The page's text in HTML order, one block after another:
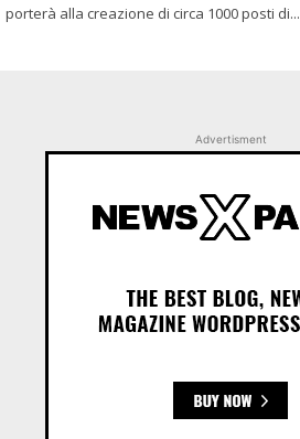
porterà alla creazione di circa 1000 posti di...
Advertisment